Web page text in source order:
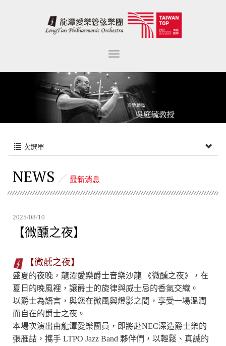
次選單
NEWS 最新消息
2025/08/10
【微醺之夜】
【微醺之夜】
盛夏的夜晚，龍潭愛樂爵士音樂沙龍 《微醺之夜》，在
夏日的晚風裡，讓爵士的旋律與威士忌的香氣交織。
以爵士為語言，與您在微風與燈影之間，享受一場溫潤
而自在的爵士之夜。
本場次演出由龍潭愛樂團員，即將赴NEC深造爵士樂的
張雁喆，攜手 LTPO Jazz Band 夥伴們，以輕鬆、真誠的